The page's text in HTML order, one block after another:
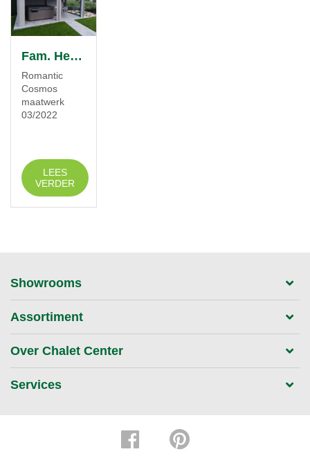
Fam. Heirman
Romantic
Cosmos
maatwerk
03/2022
LEES
VERDER
Showrooms
Assortiment
Over Chalet Center
Services